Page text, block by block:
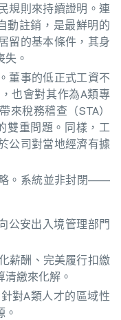
規則來持續證明。連
動註銷，是最鮮明的
留的基本條件，其身
失。
董事的低正式工資不
也會對其作為A類專
來稅務稽查（STA）
雙重問題。同樣，工
公司對當地經濟有據
。系統並非封閉——
公安出入境管理部門
薪酬、完美履行扣繳
繳來化解。
對A類人才的區域性
。